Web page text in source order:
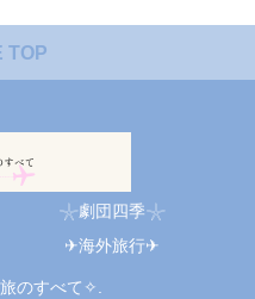
TOP
𓇼劇団四季𓇼
✈︎海外旅行✈︎
のすべて✧.